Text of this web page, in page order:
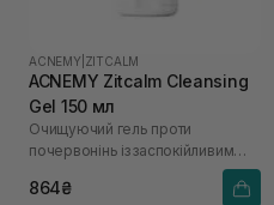
ACNEMY ZITCALM
ACNEMY Zitcalm Cleansing
Gel 150 мл
Очищуючий гель проти
почервонінь із заспокійливим
864₴